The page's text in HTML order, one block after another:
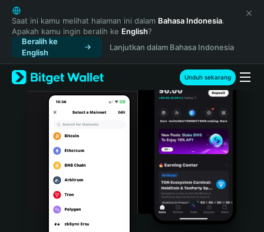
English
日本語
Tiếng Việt
Русский
Español (Latinoamérica)
Türkçe
Italiano
Português (Portugal)
Bahasa Indonesia
Saat ini kamu melihat halaman ini dalam Bahasa Indonesia.
Apakah kamu ingin beralih ke English?
Beralih ke
English
Lanjutkan dalam Bahasa Indonesia
Unduh sekarang